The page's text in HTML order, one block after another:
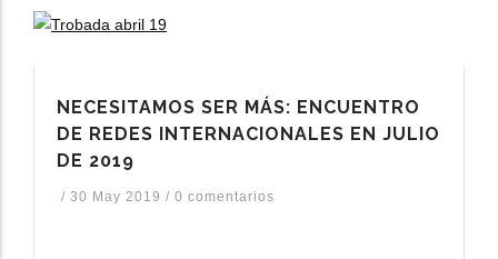
NECESITAMOS SER MÁS: ENCUENTRO
DE REDES INTERNACIONALES EN JULIO
DE 2019
/ 30 May 2019 / 0 comentarios